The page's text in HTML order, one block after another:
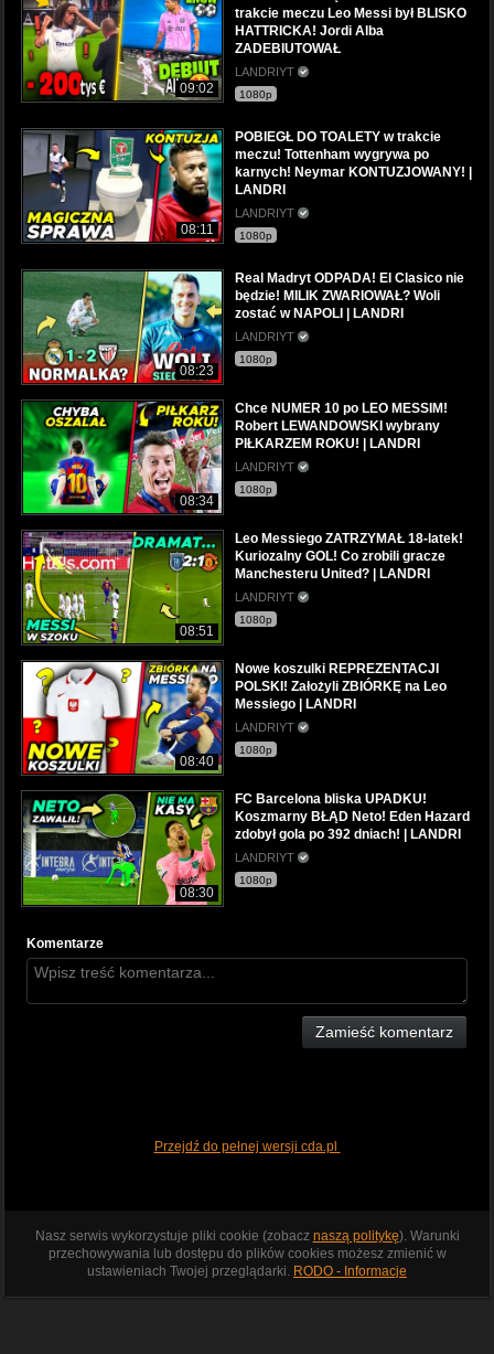
09:02
trakcie meczu Leo Messi był BLISKO
HATTRICKA! Jordi Alba
ZADEBIUTOWAŁ
LANDRIYT
1080p
08:11
POBIEGŁ DO TOALETY w trakcie
meczu! Tottenham wygrywa po
karnych! Neymar KONTUZJOWANY! |
LANDRI
LANDRIYT
1080p
08:23
Real Madryt ODPADA! El Clasico nie
będzie! MILIK ZWARIOWAŁ? Woli
zostać w NAPOLI | LANDRI
LANDRIYT
1080p
08:34
Chce NUMER 10 po LEO MESSIM!
Robert LEWANDOWSKI wybrany
PIŁKARZEM ROKU! | LANDRI
LANDRIYT
1080p
08:51
Leo Messiego ZATRZYMAŁ 18-latek!
Kuriozalny GOL! Co zrobili gracze
Manchesteru United? | LANDRI
LANDRIYT
1080p
08:40
Nowe koszulki REPREZENTACJI
POLSKI! Założyli ZBIÓRKĘ na Leo
Messiego | LANDRI
LANDRIYT
1080p
08:30
FC Barcelona bliska UPADKU!
Koszmarny BŁĄD Neto! Eden Hazard
zdobył gola po 392 dniach! | LANDRI
LANDRIYT
1080p
Komentarze
Zamieść komentarz
Przejdź do pełnej wersji cda.pl
Nasz serwis wykorzystuje pliki cookie (zobacz naszą politykę). Warunki
przechowywania lub dostępu do plików cookies możesz zmienić w
ustawieniach Twojej przeglądarki. RODO - Informacje